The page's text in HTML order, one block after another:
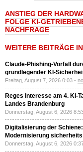
ANSTIEG DER
FOLGE KI-
NACHFRAGE
WEITERE BEITRÄGE
Claude-Phishing-Vorfall
grundlegender KI-
Freitag, August 7, 2026 0:03 -
Reges Interesse am 4. KI-
Landes Brandenburg
Donnerstag, August 6, 2026
Digitalisierung der
Modernisierung
Donnerstag, August 6, 2026